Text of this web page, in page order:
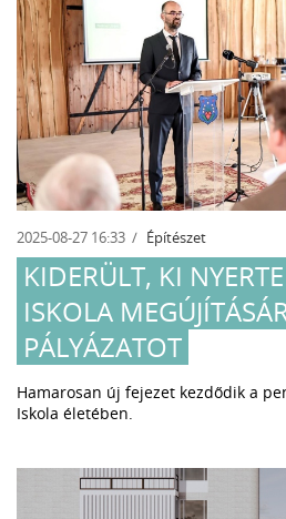
2025-08-27 16:33 Építészet
KIDERÜLT, KI
ISKOLA
PÁLYÁZATOT
Hamarosan új fejezet kezdődik a
Iskola életében.